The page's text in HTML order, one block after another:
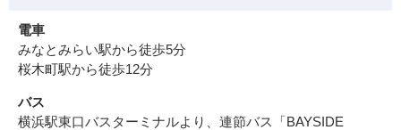
電車
みなとみらい駅から徒歩5分
桜木町駅から徒歩12分
バス
横浜駅東口バスターミナルより、連節バス「BAYSIDE